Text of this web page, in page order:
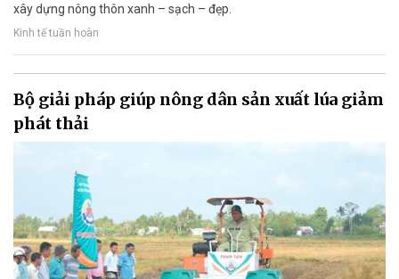
xây dựng nông thôn xanh – sạch – đẹp.
Kinh tế tuần hoàn
Bộ giải pháp giúp nông dân sản xuất lúa giảm
phát thải